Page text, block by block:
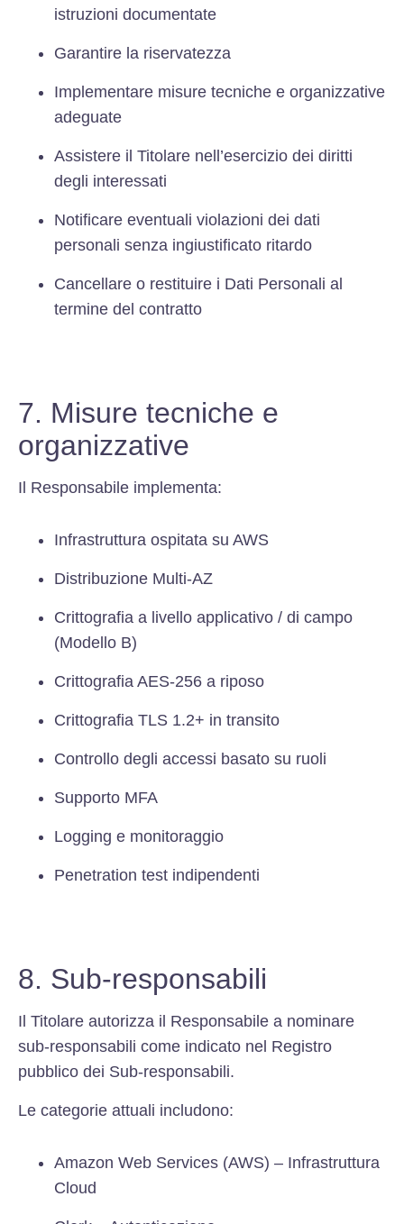
istruzioni documentate
Garantire la riservatezza
Implementare misure tecniche e organizzative
adeguate
Assistere il Titolare nell’esercizio dei diritti
degli interessati
Notificare eventuali violazioni dei dati
personali senza ingiustificato ritardo
Cancellare o restituire i Dati Personali al
termine del contratto
7. Misure tecniche e
organizzative
Il Responsabile implementa:
Infrastruttura ospitata su AWS
Distribuzione Multi-AZ
Crittografia a livello applicativo / di campo
(Modello B)
Crittografia AES-256 a riposo
Crittografia TLS 1.2+ in transito
Controllo degli accessi basato su ruoli
Supporto MFA
Logging e monitoraggio
Penetration test indipendenti
8. Sub-responsabili
Il Titolare autorizza il Responsabile a nominare
sub-responsabili come indicato nel Registro
pubblico dei Sub-responsabili.
Le categorie attuali includono:
Amazon Web Services (AWS) – Infrastruttura
Cloud